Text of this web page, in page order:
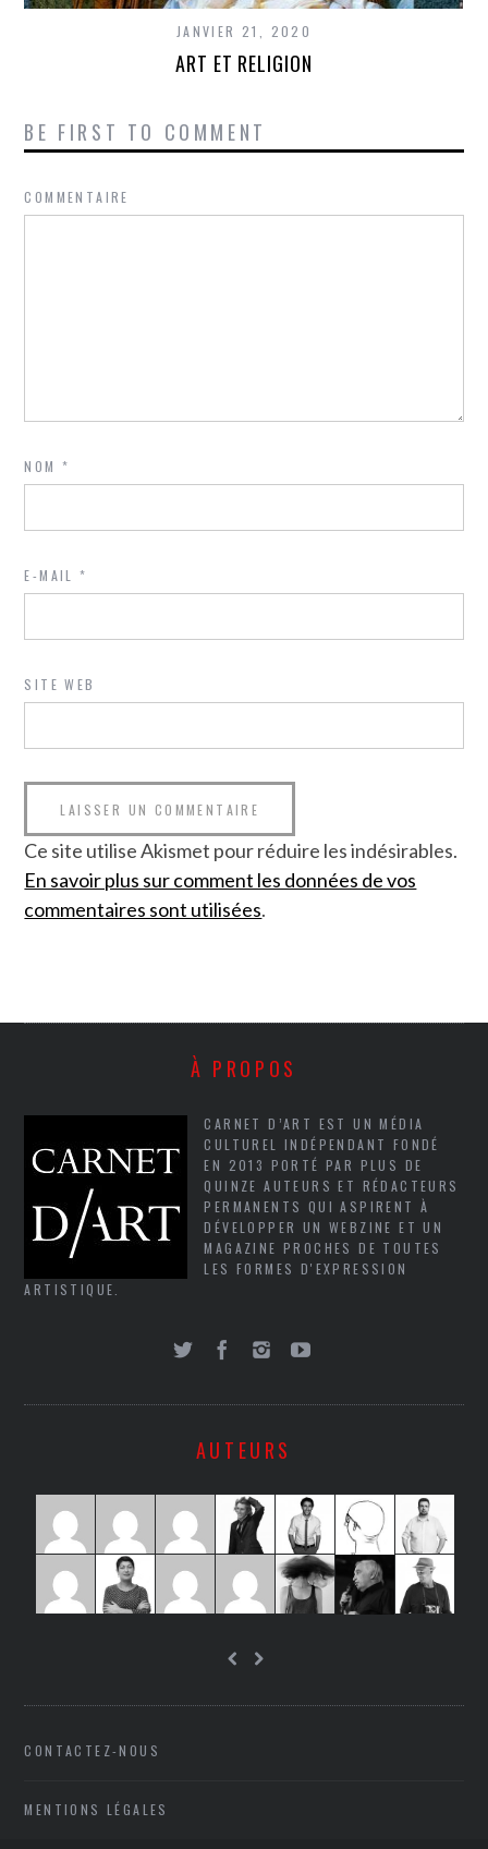
JANVIER 21, 2020
ART ET RELIGION
BE FIRST TO COMMENT
COMMENTAIRE
NOM*
E-MAIL*
SITE WEB
Ce site utilise Akismet pour réduire les indésirables.
En savoir plus sur comment les données de vos
commentaires sont utilisées.
À PROPOS
CARNET D’ART EST UN MÉDIA
CULTUREL INDÉPENDANT FONDÉ
EN 2013 PORTÉ PAR PLUS DE
QUINZE AUTEURS ET RÉDACTEURS
PERMANENTS QUI ASPIRENT À
DÉVELOPPER UN WEBZINE ET UN
MAGAZINE PROCHES DE TOUTES
LES FORMES D'EXPRESSION
ARTISTIQUE.
AUTEURS
CONTACTEZ-NOUS
MENTIONS LÉGALES